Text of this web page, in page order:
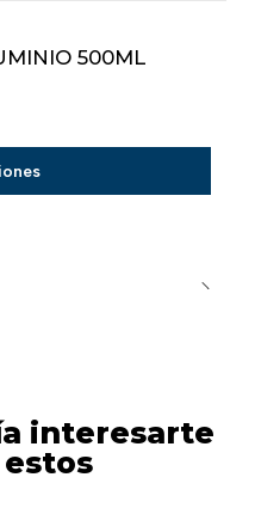
500ML
interesarte